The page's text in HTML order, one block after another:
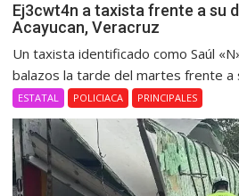
Ej3cwt4n a taxista frente a su
Acayucan, Veracruz
Un taxista identificado como Saúl
balazos la tarde del martes frente a
ESTATAL POLICIACA PRINCIPALES